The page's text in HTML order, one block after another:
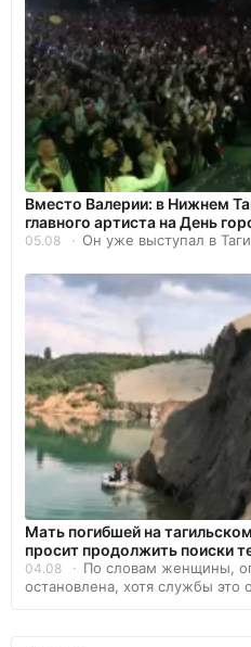
Вместо Валерии: в Нижнем
главного артиста на День
05.08 Он уже выступал в
Мать погибшей на
просит продолжить поиски
04.08
По словам женщины,
остановлена, хотя службы это